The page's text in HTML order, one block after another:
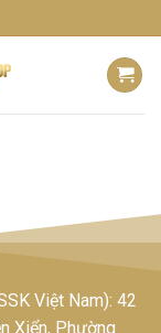
Việt Nam): 42
Xiển, Phường